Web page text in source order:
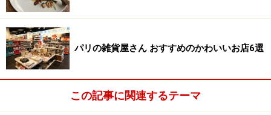
天井にぶら下がったラヴァン・コントワールのメニュー
オデオン駅からすぐの、ビストロノミーの先駆者的存在
であるル・コントワール。予約をとらないことでも有名
で、オンシーズンには行列ができることもある人気店で
す。ここのビストロの席が空くまでにアペロができるよ
うに、すぐ隣にオープンしたのがラヴァン・コントワー
パリの雑貨屋さん おすすめのかわいいお店6選
この記事に関連するテーマ